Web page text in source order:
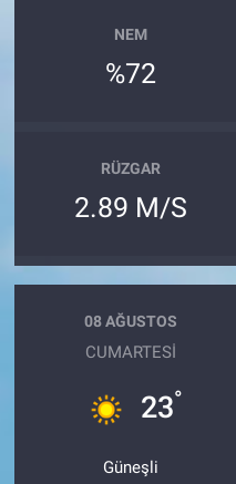
NEM
%72
RÜZGAR
2.89 M/S
08 AĞUSTOS
CUMARTESI
23°
Güneşli